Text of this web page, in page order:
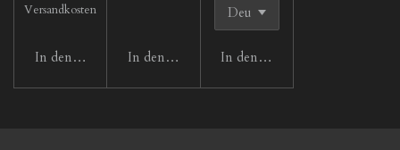
Versandkosten
In den WarenkorbIn den WarenkorbIn den Warenkorb